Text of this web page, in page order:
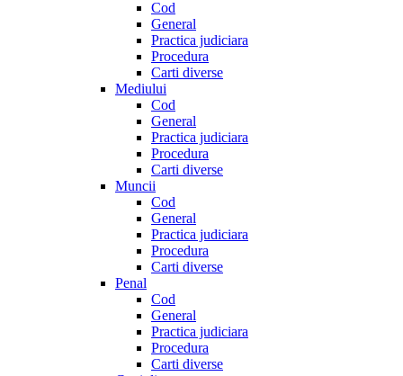
Cod
General
Practica judiciara
Procedura
Carti diverse
Mediului
Cod
General
Practica judiciara
Procedura
Carti diverse
Muncii
Cod
General
Practica judiciara
Procedura
Carti diverse
Penal
Cod
General
Practica judiciara
Procedura
Carti diverse